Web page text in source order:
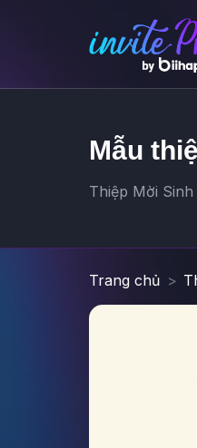
Mẫu
Thiệp Mời
Trang chủ